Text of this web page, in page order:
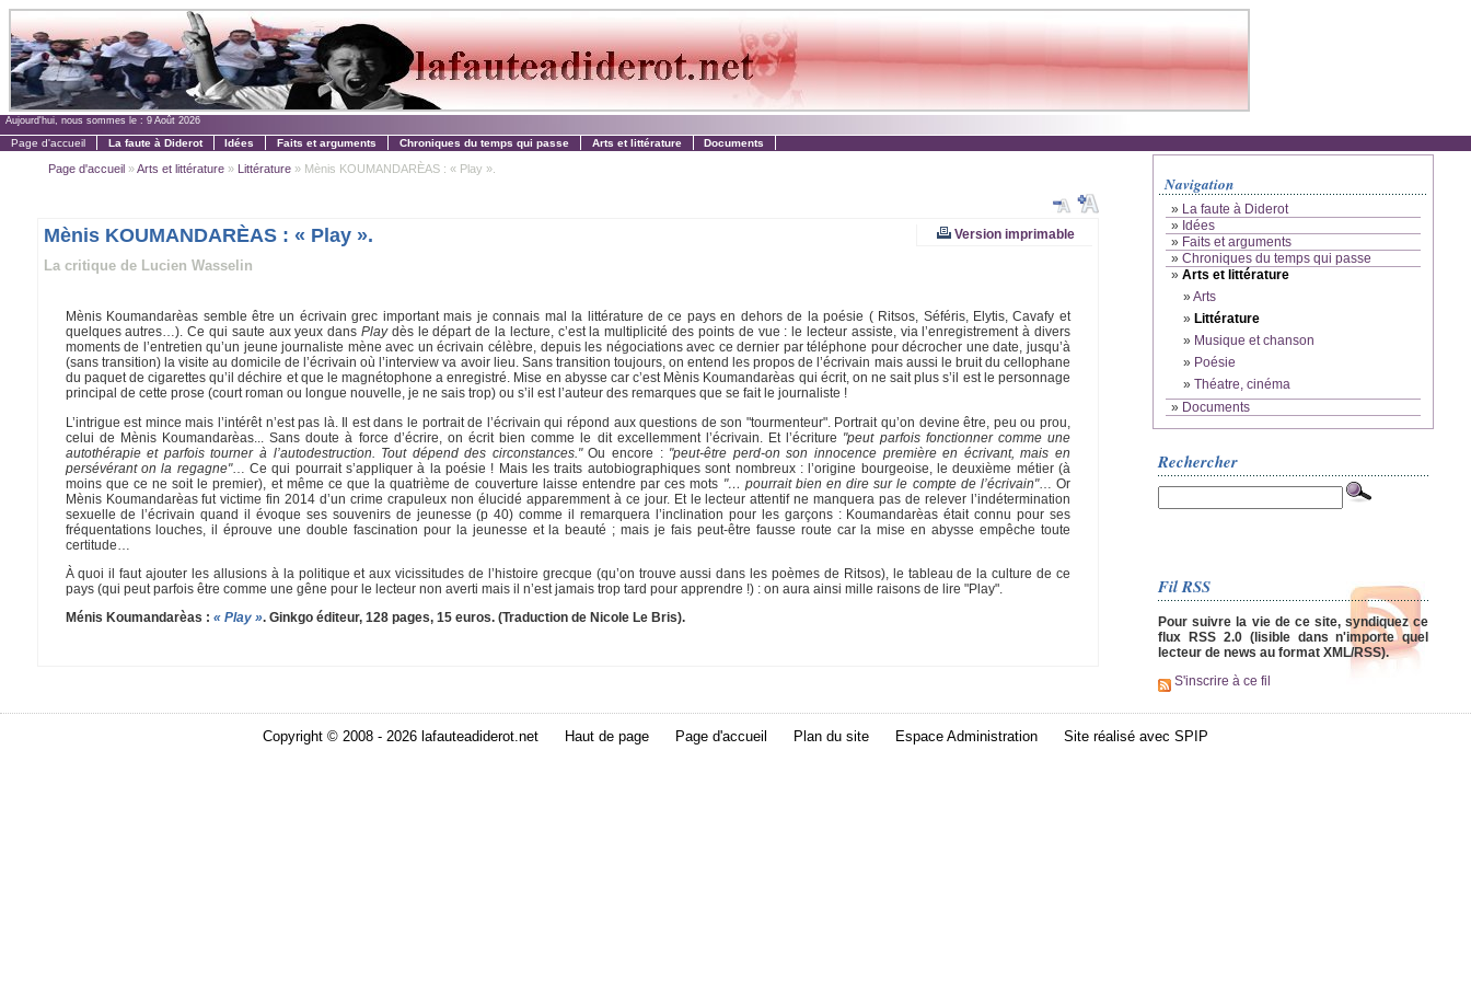
Aujourd'hui, nous sommes le : 9 Août 2026
Page d'accueil La faute à Diderot Idées Faits et arguments Chroniques du temps qui passe Arts et littérature Documents
Page d'accueil»Arts et littérature» Littérature» Mènis KOUMANDARÈAS : « Play ».
Version imprimable
Mènis KOUMANDARÈAS : « Play ».
La critique de Lucien Wasselin
Mènis Koumandarèas semble être un écrivain grec important mais je connais mal la littérature de ce pays en dehors de la poésie ( Ritsos, Séféris, Elytis, Cavafy et
quelques autres…). Ce qui saute aux yeux dansPlaydès le départ de la lecture, c’est la multiplicité des points de vue : le lecteur assiste, via l’enregistrement à divers
moments de l’entretien qu’un jeune journaliste mène avec un écrivain célèbre, depuis les négociations avec ce dernier par téléphone pour décrocher une date, jusqu’à
(sans transition) la visite au domicile de l’écrivain où l’interview va avoir lieu. Sans transition toujours, on entend les propos de l’écrivain mais aussi le bruit du cellophane
du paquet de cigarettes qu’il déchire et que le magnétophone a enregistré. Mise en abysse car c’est Mènis Koumandarèas qui écrit, on ne sait plus s’il est le personnage
principal de cette prose (court roman ou longue nouvelle, je ne sais trop) ou s’il est l’auteur des remarques que se fait le journaliste !
L’intrigue est mince mais l’intérêt n’est pas là. Il est dans le portrait de l’écrivain qui répond aux questions de son "tourmenteur". Portrait qu’on devine être, peu ou prou,
celui de Mènis Koumandarèas... Sans doute à force d’écrire, on écrit bien comme le dit excellemment l’écrivain. Et l’écriture "peut parfois fonctionner comme une
autothérapie et parfois tourner à l’autodestruction. Tout dépend des circonstances."Ou encore : "peut-être perd-on son innocence première en écrivant, mais en
persévérant on la regagne"… Ce qui pourrait s’appliquer à la poésie ! Mais les traits autobiographiques sont nombreux : l’origine bourgeoise, le deuxième métier (à
moins que ce ne soit le premier), et même ce que la quatrième de couverture laisse entendre par ces mots "… pourrait bien en dire sur le compte de l’écrivain"… Or
Mènis Koumandarèas fut victime fin 2014 d’un crime crapuleux non élucidé apparemment à ce jour. Et le lecteur attentif ne manquera pas de relever l’indétermination
sexuelle de l’écrivain quand il évoque ses souvenirs de jeunesse (p 40) comme il remarquera l’inclination pour les garçons : Koumandarèas était connu pour ses
fréquentations louches, il éprouve une double fascination pour la jeunesse et la beauté ; mais je fais peut-être fausse route car la mise en abysse empêche toute
certitude…
À quoi il faut ajouter les allusions à la politique et aux vicissitudes de l’histoire grecque (qu’on trouve aussi dans les poèmes de Ritsos), le tableau de la culture de ce
pays (qui peut parfois être comme une gêne pour le lecteur non averti mais il n’est jamais trop tard pour apprendre !) : on aura ainsi mille raisons de lire "Play".
Ménis Koumandarèas : « Play ». Ginkgo éditeur, 128 pages, 15 euros. (Traduction de Nicole Le Bris).
Navigation
» La faute à Diderot
» Idées
» Faits et arguments
» Chroniques du temps qui passe
» Arts et littérature
»Arts
» Littérature
» Musique et chanson
» Poésie
» Théatre, cinéma
» Documents
Rechercher
Fil RSS
Pour suivre la vie de ce site, syndiquez ce
flux RSS 2.0 (lisible dans n'importe quel
lecteur de news au format XML/RSS).
S'inscrire à ce fil
Copyright © 2008 - 2026 lafauteadiderot.net Haut de page Page d'accueil Plan du site Espace Administration Site réalisé avec SPIP